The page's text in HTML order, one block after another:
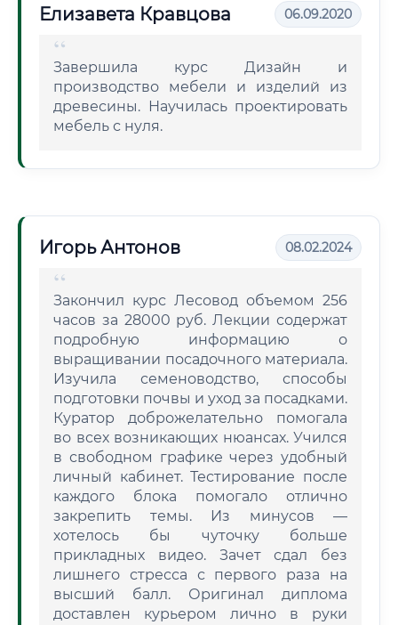
Елизавета Кравцова 06.09.2020
Завершила курс Дизайн и
производство мебели и изделий из
древесины. Научилась проектировать
мебель с нуля.
Игорь Антонов 08.02.2024
Закончил курс Лесовод объемом 256
часов за 28000 руб. Лекции содержат
подробную информацию о
выращивании посадочного материала.
Изучила семеноводство, способы
подготовки почвы и уход за посадками.
Куратор доброжелательно помогала
во всех возникающих нюансах. Учился
в свободном графике через удобный
личный кабинет. Тестирование после
каждого блока помогало отлично
закрепить темы. Из минусов —
хотелось бы чуточку больше
прикладных видео. Зачет сдал без
лишнего стресса с первого раза на
высший балл. Оригинал диплома
доставлен курьером лично в руки